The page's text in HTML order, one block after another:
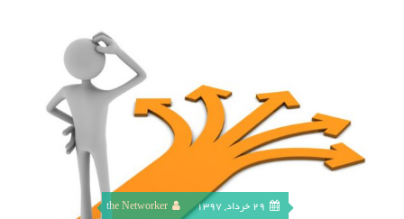
29 خرداد, 1397 the Networker